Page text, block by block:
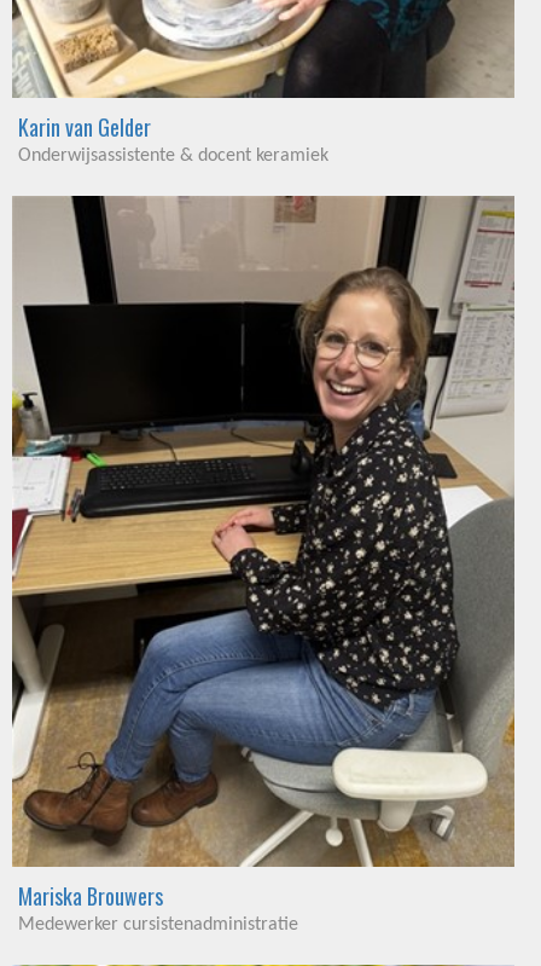
Karin van Gelder
Onderwijsassistente & docent keramiek
Mariska Brouwers
Medewerker cursistenadministratie